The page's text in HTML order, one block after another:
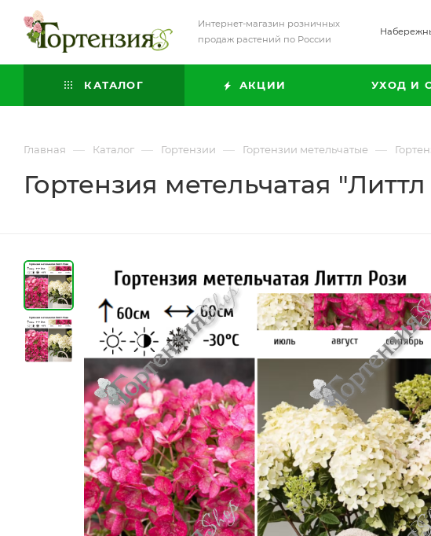
Интернет-магазин розничных
продаж растений по России
КАТАЛОГ АКЦИИ УХОД И
Главная — Каталог — Гортензии — Гортензии метельчатые —
Гортензия метельчатая